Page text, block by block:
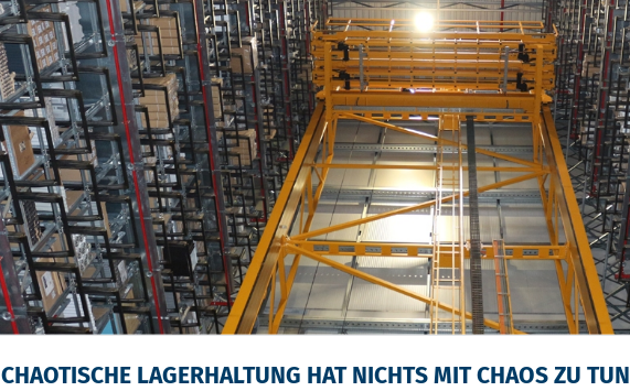
CHAOTISCHE LAGERHALTUNG HAT NICHTS MIT CHAOS ZU TUN